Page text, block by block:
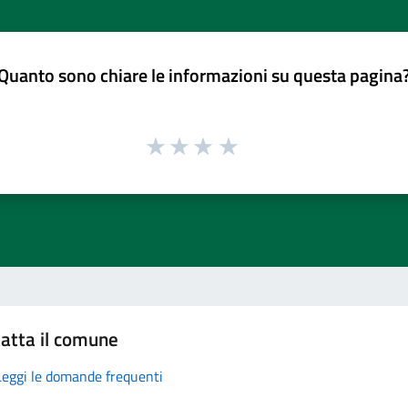
sono chiare le informazioni su questa
il comune
le domande frequenti